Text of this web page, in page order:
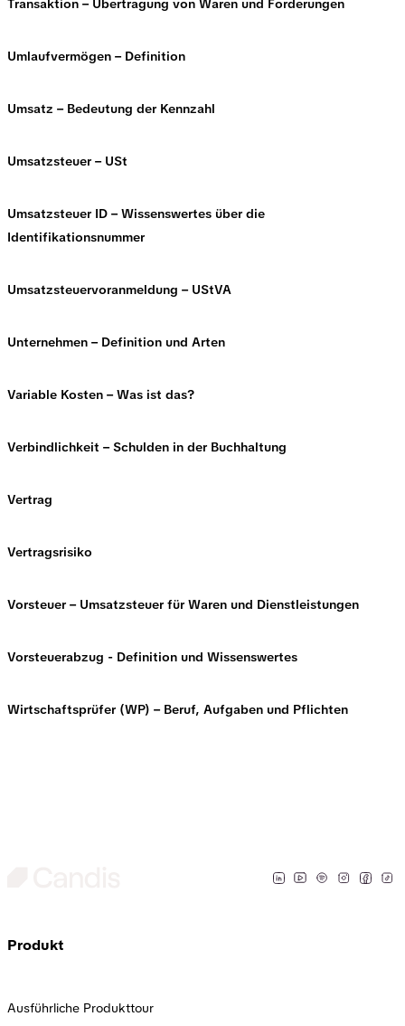
Transaktion – Übertragung von Waren und Forderungen
Umlaufvermögen – Definition
Umsatz – Bedeutung der Kennzahl
Umsatzsteuer – USt
Umsatzsteuer ID – Wissenswertes über die
Identifikationsnummer
Umsatzsteuervoranmeldung – UStVA
Unternehmen – Definition und Arten
Variable Kosten – Was ist das?
Verbindlichkeit – Schulden in der Buchhaltung
Vertrag
Vertragsrisiko
Vorsteuer – Umsatzsteuer für Waren und Dienstleistungen
Vorsteuerabzug - Definition und Wissenswertes
Wirtschaftsprüfer (WP) – Beruf, Aufgaben und Pflichten
Produkt
Ausführliche Produkttour